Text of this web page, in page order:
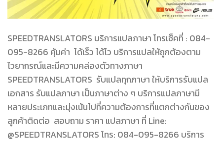
SPEEDTRANSLATORS บริการแปลภาษา โทรเช็คที่ : 084-
095-8266 คุ้มค่า ได้เร็ว ได้ไว บริการแปลให้ถูกต้องตาม
ไวยากรณ์และมีความคล่องตัวทางภาษา
SPEEDTRANSLATORS รับแปลทุกภาษา ให้บริการรับแปล
เอกสาร รับแปลภาษา เป็นภาษาต่าง ๆ บริการแปลภาษามี
หลายประเภทและมุ่งเน้นไปที่ความต้องการที่แตกต่างกันของ
ลูกค้าติดต่อ สอบถาม ราคา แปลภาษา ที่ Line:
@SPEEDTRANSLATORS โทร: 084-095-8266 บริการ